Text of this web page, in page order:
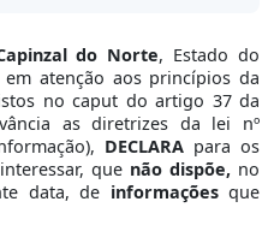
do Norte, Estado do
em atenção aos princípios da
no caput do artigo 37 da
as diretrizes da lei nº
DECLARA para os
que não dispõe, no
data, de informaçõesque